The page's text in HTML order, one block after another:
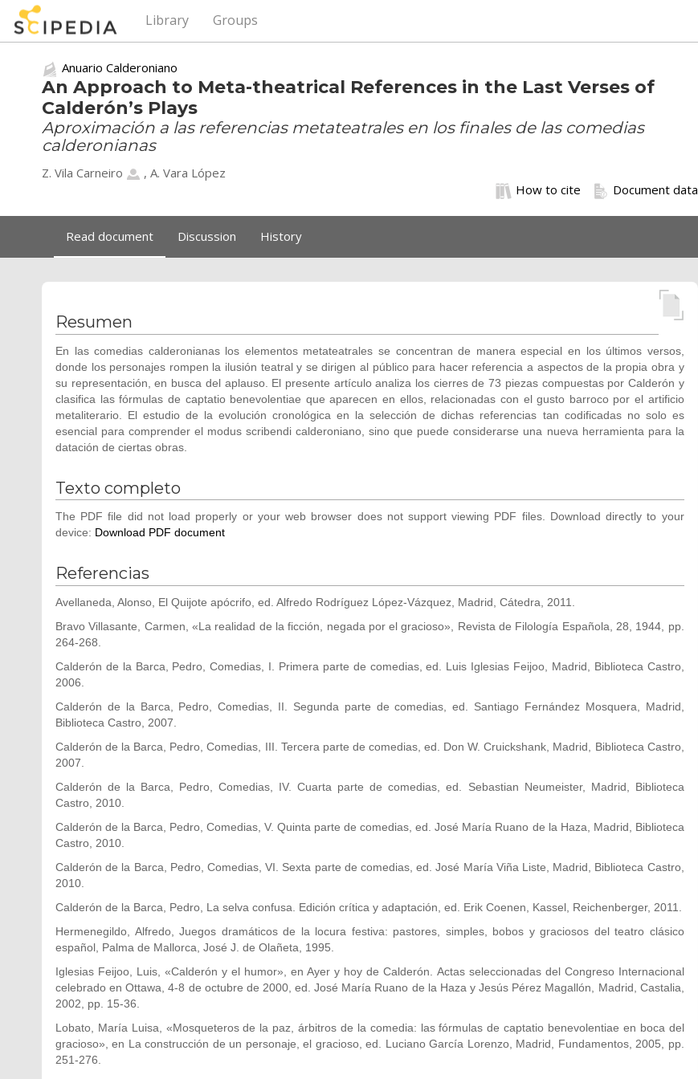
Library Groups
Anuario Calderoniano
An Approach to Meta-theatrical References in the Last Verses of
Calderón’s Plays
Aproximación a las referencias metateatrales en los finales de las comedias
calderonianas
Z. Vila Carneiro
, A. Vara López
Document data
How to cite
Read document Discussion History
Resumen
En las comedias calderonianas los elementos metateatrales se concentran de manera especial en los últimos versos,
donde los personajes rompen la ilusión teatral y se dirigen al público para hacer referencia a aspectos de la propia obra y
su representación, en busca del aplauso. El presente artículo analiza los cierres de 73 piezas compuestas por Calderón y
clasifica las fórmulas de captatio benevolentiae que aparecen en ellos, relacionadas con el gusto barroco por el artificio
metaliterario. El estudio de la evolución cronológica en la selección de dichas referencias tan codificadas no solo es
esencial para comprender el modus scribendi calderoniano, sino que puede considerarse una nueva herramienta para la
datación de ciertas obras.
Texto completo
The PDF file did not load properly or your web browser does not support viewing PDF files. Download directly to your
device: Download PDF document
Referencias
Avellaneda, Alonso, El Quijote apócrifo, ed. Alfredo Rodríguez López-Vázquez, Madrid, Cátedra, 2011.
Bravo Villasante, Carmen, «La realidad de la ficción, negada por el gracioso», Revista de Filología Española, 28, 1944, pp.
264-268.
Calderón de la Barca, Pedro, Comedias, I. Primera parte de comedias, ed. Luis Iglesias Feijoo, Madrid, Biblioteca Castro,
2006.
Calderón de la Barca, Pedro, Comedias, II. Segunda parte de comedias, ed. Santiago Fernández Mosquera, Madrid,
Biblioteca Castro, 2007.
Calderón de la Barca, Pedro, Comedias, III. Tercera parte de comedias, ed. Don W. Cruickshank, Madrid, Biblioteca Castro,
2007.
Calderón de la Barca, Pedro, Comedias, IV. Cuarta parte de comedias, ed. Sebastian Neumeister, Madrid, Biblioteca
Castro, 2010.
Calderón de la Barca, Pedro, Comedias, V. Quinta parte de comedias, ed. José María Ruano de la Haza, Madrid, Biblioteca
Castro, 2010.
Calderón de la Barca, Pedro, Comedias, VI. Sexta parte de comedias, ed. José María Viña Liste, Madrid, Biblioteca Castro,
2010.
Calderón de la Barca, Pedro, La selva confusa. Edición crítica y adaptación, ed. Erik Coenen, Kassel, Reichenberger, 2011.
Hermenegildo, Alfredo, Juegos dramáticos de la locura festiva: pastores, simples, bobos y graciosos del teatro clásico
español, Palma de Mallorca, José J. de Olañeta, 1995.
Iglesias Feijoo, Luis, «Calderón y el humor», en Ayer y hoy de Calderón. Actas seleccionadas del Congreso Internacional
celebrado en Ottawa, 4-8 de octubre de 2000, ed. José María Ruano de la Haza y Jesús Pérez Magallón, Madrid, Castalia,
2002, pp. 15-36.
Lobato, María Luisa, «Mosqueteros de la paz, árbitros de la comedia: las fórmulas de captatio benevolentiae en boca del
gracioso», en La construcción de un personaje, el gracioso, ed. Luciano García Lorenzo, Madrid, Fundamentos, 2005, pp.
251-276.